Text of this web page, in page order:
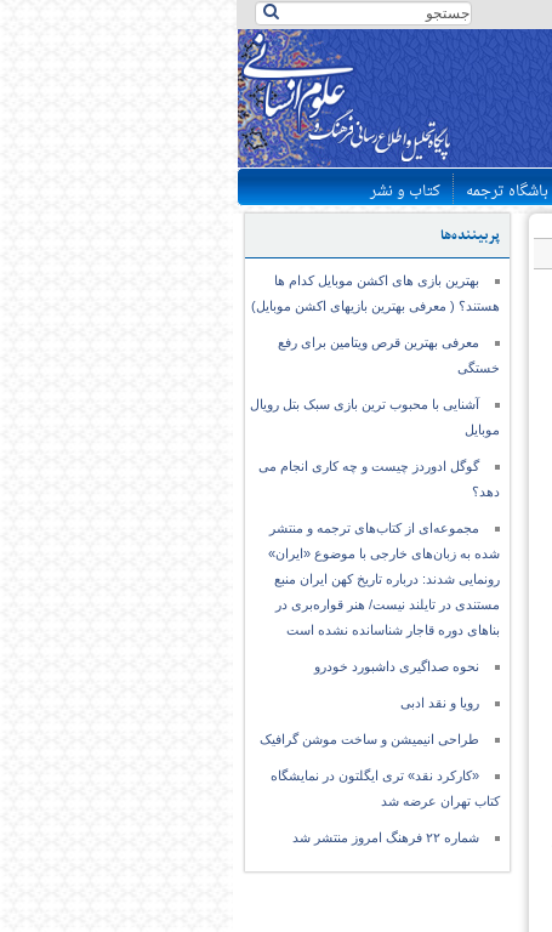
باشگاه ترجمه کتاب و نشر
پربیننده‌ها
بهترین بازی های اکشن موبایل کدام ها
هستند؟ ( معرفی بهترین بازیهای اکشن موبایل)
معرفی بهترین قرص ویتامین برای رفع
خستگی
آشنایی با محبوب ترین بازی سبک بتل رویال
موبایل
گوگل ادوردز چیست و چه کاری انجام می
دهد؟
مجموعه‌ای از کتاب‌های ترجمه و منتشر
شده به زبان‌های خارجی با موضوع «ایران»
رونمایی شدند: درباره تاریخ کهن ایران منبع
مستندی در تایلند نیست/ هنر قواره‌بری در
بناهای دوره قاجار شناسانده نشده است
نحوه صداگیری داشبورد خودرو
رویا و نقد ادبی
طراحی انیمیشن و ساخت موشن گرافیک
«کارکرد نقد» تری ایگلتون در نمایشگاه
کتاب تهران عرضه شد
شماره ۲۲ فرهنگ امروز منتشر شد